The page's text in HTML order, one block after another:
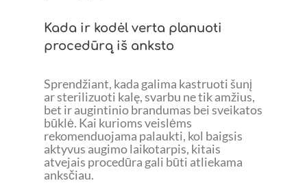
Kada ir kodėl verta planuoti
procedūrą iš anksto
Sprendžiant, kada galima kastruoti šunį
ar sterilizuoti kalę, svarbu ne tik amžius,
bet ir augintinio brandumas bei sveikatos
būklė. Kai kurioms veislėms
rekomenduojama palaukti, kol baigsis
aktyvus augimo laikotarpis, kitais
atvejais procedūra gali būti atliekama
anksčiau.